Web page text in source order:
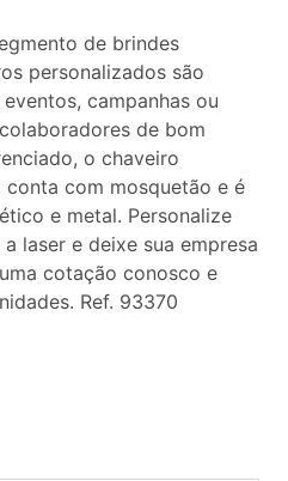
de brindes
personalizados são
campanhas ou
de bom
o chaveiro
com mosquetão e é
e metal. Personalize
laser e deixe sua empresa
cotação conosco e
Ref. 93370